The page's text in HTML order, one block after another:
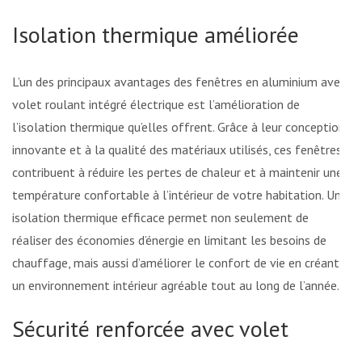
Isolation thermique améliorée
L’un des principaux avantages des fenêtres en aluminium avec
volet roulant intégré électrique est l’amélioration de
l’isolation thermique qu’elles offrent. Grâce à leur conception
innovante et à la qualité des matériaux utilisés, ces fenêtres
contribuent à réduire les pertes de chaleur et à maintenir une
température confortable à l’intérieur de votre habitation. Une
isolation thermique efficace permet non seulement de
réaliser des économies d’énergie en limitant les besoins de
chauffage, mais aussi d’améliorer le confort de vie en créant
un environnement intérieur agréable tout au long de l’année.
Sécurité renforcée avec volet